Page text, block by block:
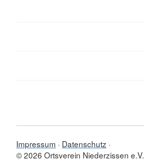
Impressum
Datenschutz
© 2026 Ortsverein Niederzissen e.V.